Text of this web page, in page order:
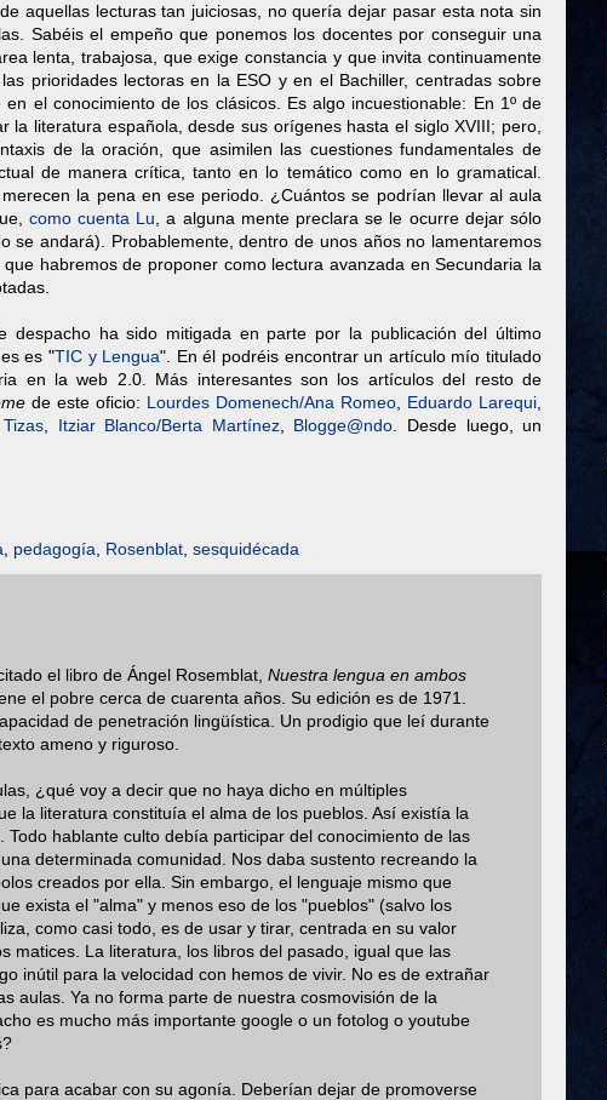
aquellas lecturas tan juiciosas, no quería dejar pasar esta nota sin
Sabéis el empeño que ponemos los docentes por conseguir una
lenta, trabajosa, que exige constancia y que invita continuamente
prioridades lectoras en la ESO y en el Bachiller, centradas sobre
el conocimiento de los clásicos. Es algo incuestionable: En 1º de
literatura española, desde sus orígenes hasta el siglo XVIII; pero,
de la oración, que asimilen las cuestiones fundamentales de
de manera crítica, tanto en lo temático como en lo gramatical.
la pena en ese periodo. ¿Cuántos se podrían llevar al aula
como cuenta Lu , a alguna mente preclara se le ocurre dejar sólo
se andará). Probablemente, dentro de unos años no lamentaremos
habremos de proponer como lectura avanzada en Secundaria la
despacho ha sido mitigada en parte por la publicación del último
es "TIC y Lengua". En él podréis encontrar un artículo mío titulado
en la web 2.0. Más interesantes son los artículos del resto de
de este oficio: Lourdes Domenech/Ana Romeo Eduardo Larequi
Itziar Blanco/Berta Martínez, Blogge@ndo . Desde luego, un
pedagogía Rosenblat sesquidécada
el libro de Ángel Rosemblat, Nuestra lengua en ambos
el pobre cerca de cuarenta años. Su edición es de 1971.
de penetración lingüística. Un prodigio que leí durante
ameno y riguroso.
¿qué voy a decir que no haya dicho en múltiples
la literatura constituía el alma de los pueblos. Así existía la
hablante culto debía participar del conocimiento de las
determinada comunidad. Nos daba sustento recreando la
creados por ella. Sin embargo, el lenguaje mismo que
exista el "alma" y menos eso de los "pueblos" (salvo los
como casi todo, es de usar y tirar, centrada en su valor
matices. La literatura, los libros del pasado, igual que las
inútil para la velocidad con hemos de vivir. No es de extrañar
aulas. Ya no forma parte de nuestra cosmovisión de la
es mucho más importante google o un fotolog o youtube
para acabar con su agonía. Deberían dejar de promoverse